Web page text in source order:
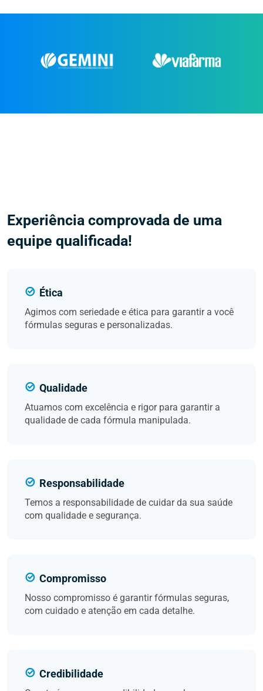
Experiência comprovada de uma
equipe qualificada!
Ética
Agimos com seriedade e ética para garantir a você
fórmulas seguras e personalizadas.
Qualidade
Atuamos com excelência e rigor para garantir a
qualidade de cada fórmula manipulada.
Responsabilidade
Temos a responsabilidade de cuidar da sua saúde
com qualidade e segurança.
Compromisso
Nosso compromisso é garantir fórmulas seguras,
com cuidado e atenção em cada detalhe.
Credibilidade